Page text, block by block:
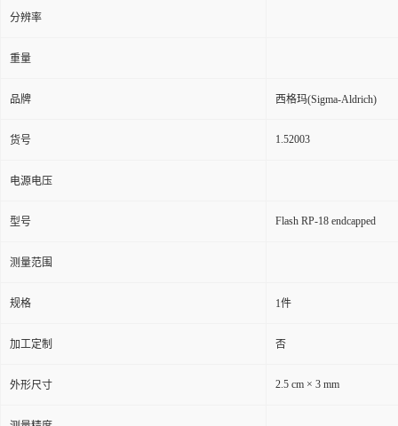
分辨率
重量
品牌 西格玛(Sigma-Aldrich)
货号 1.52003
电源电压
型号 Flash RP-18 endcapped
测量范围
规格 1件
加工定制 否
外形尺寸 2.5 cm × 3 mm